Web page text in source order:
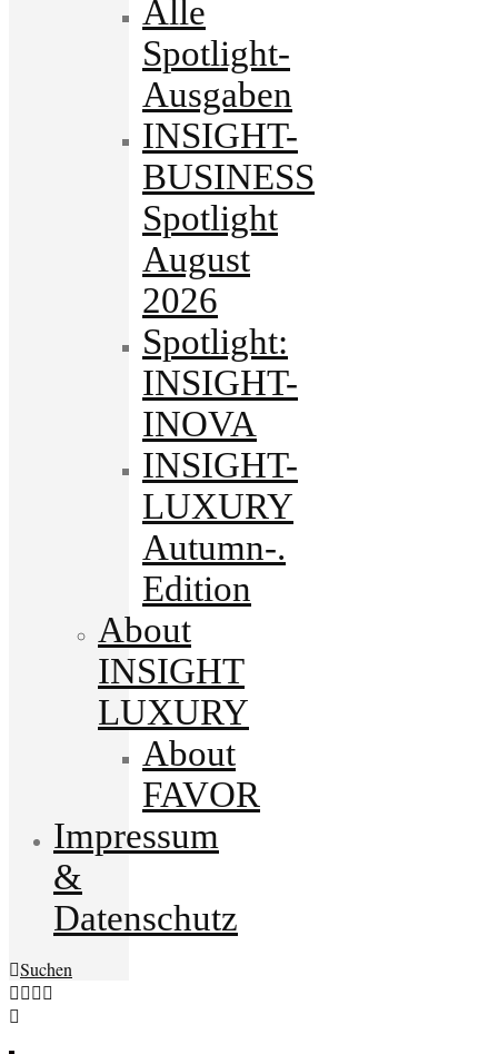
Alle
Spotlight-
Ausgaben
INSIGHT-
BUSINESS
Spotlight
August
2026
Spotlight:
INSIGHT-
INOVA
INSIGHT-
LUXURY
Autumn-.
Edition
About
INSIGHT
LUXURY
About
FAVOR
Impressum
&
Datenschutz
Suchen